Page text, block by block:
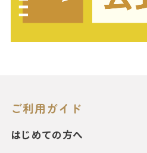
ご利用ガイド
はじめての方へ